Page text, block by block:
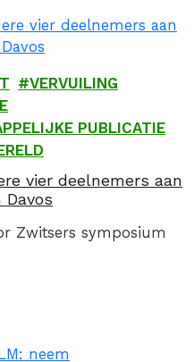
VERVUILING
PUBLICATIE
vier deelnemers aan
Zwitsers symposium